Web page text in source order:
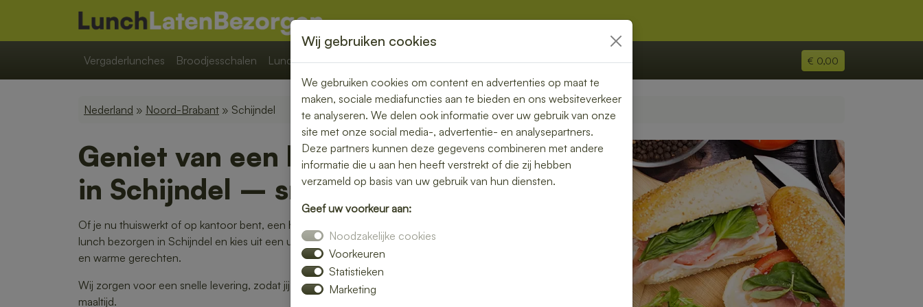
Vergaderlunches Broodjesschalen Lunchpakketten Overige € 0,00
Nederland » Noord-Brabant » Schijndel
Geniet van een bezorgde lunch
in Schijndel – snel en smaakvol
Of je nu thuiswerkt of op kantoor bent, een heerlijke lunch maakt je dag compleet. Laat je
lunch bezorgen in Schijndel en kies uit een uitgebreid assortiment verse broodjes, salades
en warme gerechten.
Wij zorgen voor een snelle levering, zodat jij onbezorgd kunt genieten van een smakelijke
maaltijd.
Wij gebruiken cookies
We gebruiken cookies om content en advertenties op maat te
maken, sociale mediafuncties aan te bieden en ons websiteverkeer
te analyseren. We delen ook informatie over uw gebruik van onze
site met onze social media-, advertentie- en analysepartners.
Deze partners kunnen deze gegevens combineren met andere
informatie die u aan hen heeft verstrekt of die zij hebben
verzameld op basis van uw gebruik van hun diensten.
Geef uw voorkeur aan:
Noodzakelijke cookies
Voorkeuren
Statistieken
Marketing